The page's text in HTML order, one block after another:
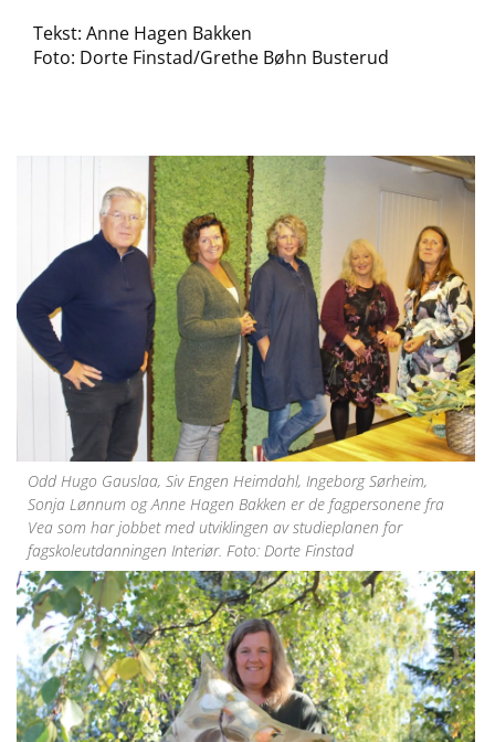
Tekst: Anne Hagen Bakken
Foto: Dorte Finstad/Grethe Bøhn Busterud
Odd Hugo Gauslaa, Siv Engen Heimdahl, Ingeborg Sørheim,
Sonja Lønnum og Anne Hagen Bakken er de fagpersonene fra
Vea som har jobbet med utviklingen av studieplanen for
fagskoleutdanningen Interiør. Foto: Dorte Finstad